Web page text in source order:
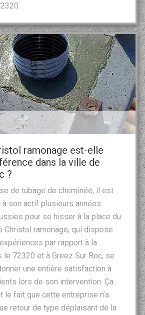
ramonage est-elle
dans la ville de
?
de tubage de cheminée, il est
à son actif plusieurs années
pour se hisser à la place du
Christol ramonage, qui dispose
par rapport à la
le 72320 et à Greez Sur Roc, se
une entière satisfaction à
lors de son intervention. Ça
le fait que cette entreprise n’a
retour de type déplaisant de la